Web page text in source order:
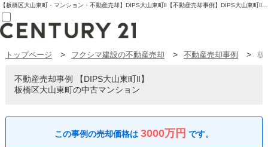
売買部
賃貸部
03-6912-3505
新規会員登録
トップページ フクシマ建設の不動産売却 不動産売却事例 板
不動産売却事例
DIPS大山東町Ⅱ
板橋区大山東町の中古マンション
3000万円